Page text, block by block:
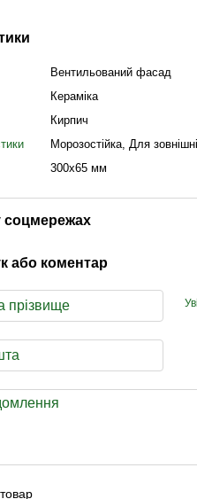
Вентильований фасад
Кераміка
Кирпич
Морозостійка, Для
300х65 мм
соцмережах
або коментар